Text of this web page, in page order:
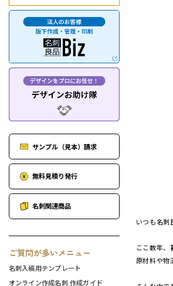
サンプル（見本）請求
無料見積り発行
名刺関連商品
ご質問が多いメニュー
名刺入稿用テンプレート
オンライン作成名刺 作成ガイド
いつも名刺
ここ数年、
原材料や物